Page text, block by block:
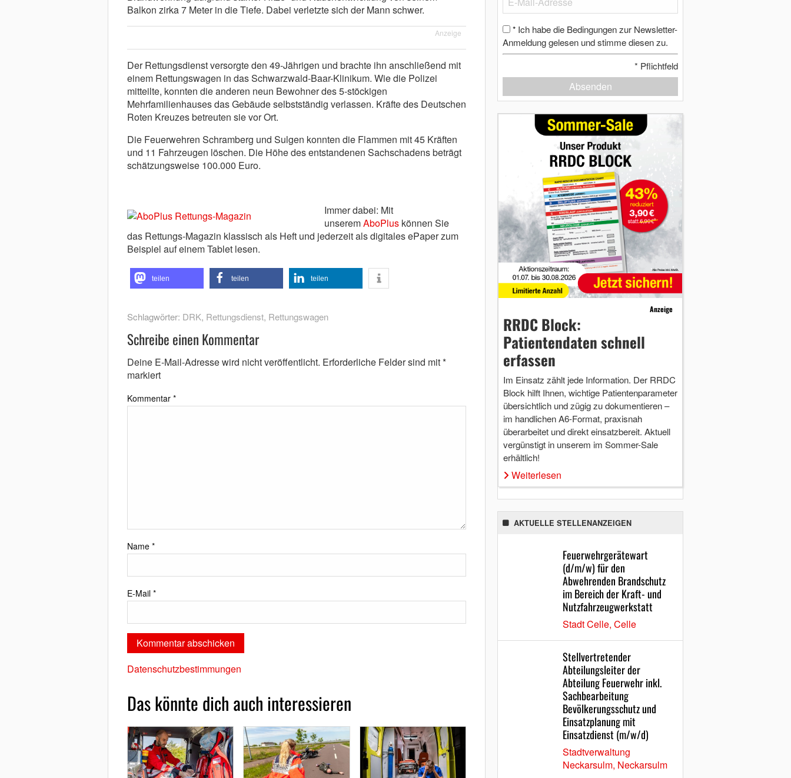
Balkon zirka 7 Meter in die Tiefe. Dabei verletzte sich der Mann schwer.
Anzeige
Der Rettungsdienst versorgte den 49-Jährigen und brachte ihn anschließend mit
einem Rettungswagen in das Schwarzwald-Baar-Klinikum. Wie die Polizei
mitteilte, konnten die anderen neun Bewohner des 5-stöckigen
Mehrfamilienhauses das Gebäude selbstständig verlassen. Kräfte des Deutschen
Roten Kreuzes betreuten sie vor Ort.
Die Feuerwehren Schramberg und Sulgen konnten die Flammen mit 45 Kräften
und 11 Fahrzeugen löschen. Die Höhe des entstandenen Sachschadens beträgt
schätzungsweise 100.000 Euro.
Immer dabei: Mit
unseremAboPluskönnen Sie
das Rettungs-Magazin klassisch als Heft und jederzeit als digitales ePaper zum
Beispiel auf einem Tablet lesen.
teilen teilen teilen
Schlagwörter: DRK, Rettungsdienst, Rettungswagen
Schreibe einen Kommentar
Deine E-Mail-Adresse wird nicht veröffentlicht. Erforderliche Felder sind mit*
markiert
Kommentar *
Name *
E-Mail *
Datenschutzbestimmungen
Das könnte dich auch interessieren
* Ich habe die Bedingungen zur Newsletter-
Anmeldung gelesen und stimme diesen zu.
* Pflichtfeld
Absenden
Anzeige
RRDC Block:
Patientendaten schnell
erfassen
Im Einsatz zählt jede Information. Der RRDC
Block hilft Ihnen, wichtige Patientenparameter
übersichtlich und zügig zu dokumentieren –
im handlichen A6-Format, praxisnah
überarbeitet und direkt einsatzbereit. Aktuell
vergünstigt in unserem im Sommer-Sale
erhältlich!
Weiterlesen
AKTUELLE STELLENANZEIGEN
Feuerwehrgerätewart
(d/m/w) für den
Abwehrenden Brandschutz
im Bereich der Kraft- und
Nutzfahrzeugwerkstatt
Stadt Celle, Celle
Stellvertretender
Abteilungsleiter der
Abteilung Feuerwehr inkl.
Sachbearbeitung
Bevölkerungsschutz und
Einsatzplanung mit
Einsatzdienst (m/w/d)
Stadtverwaltung
Neckarsulm, Neckarsulm